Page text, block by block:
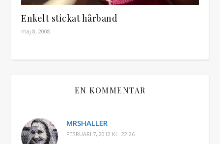
Enkelt stickat hårband
maj 8, 2008
EN KOMMENTAR
MRSHALLER
FEBRUARI 7, 2012 KL. 22:26